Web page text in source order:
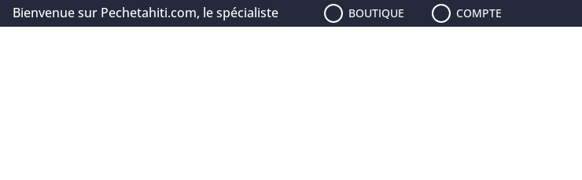
Bienvenue sur Pechetahiti.com, le spécialiste de la pêche, le plus grand choix de leurres, de
BOUTIQUE COMPTE